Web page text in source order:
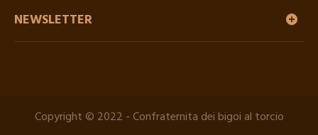
NEWSLETTER
Copyright © 2022 - Confraternita dei bigoi al torcio